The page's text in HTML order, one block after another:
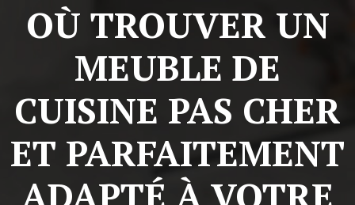
OÙ TROUVER UN
MEUBLE DE
CUISINE PAS CHER
ET PARFAITEMENT
ADAPTÉ À VOTRE